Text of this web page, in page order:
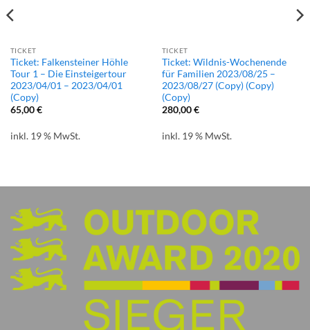
TICKET
Ticket: Falkensteiner Höhle
Tour 1 – Die Einsteigertour
2023/04/01 – 2023/04/01
(Copy)
65,00€
inkl. 19 % MwSt.
TICKET
Ticket: Wildnis-Wochenende
für Familien 2023/08/25 –
2023/08/27 (Copy) (Copy)
(Copy)
280,00€
inkl. 19 % MwSt.